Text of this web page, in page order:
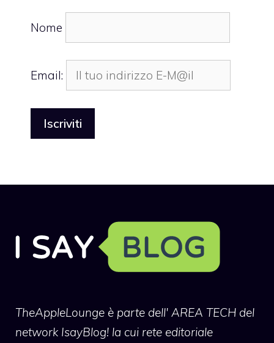
Nome
Email:
TheAppleLounge è parte dell' AREA TECH del
network IsayBlog! la cui rete editoriale